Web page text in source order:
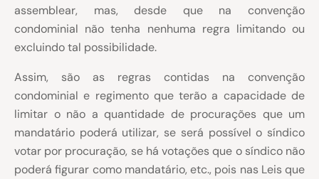
assemblear, mas, desde que na convenção
condominial não tenha nenhuma regra limitando ou
excluindo tal possibilidade.
Assim, são as regras contidas na convenção
condominial e regimento que terão a capacidade de
limitar o não a quantidade de procurações que um
mandatário poderá utilizar, se será possível o síndico
votar por procuração, se há votações que o síndico não
poderá figurar como mandatário, etc., pois nas Leis que